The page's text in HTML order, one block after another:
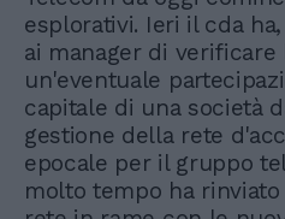
esplorativi. Ieri il cda
ai manager di
un'eventuale
capitale di una società
gestione della rete
epocale per il gruppo
molto tempo ha